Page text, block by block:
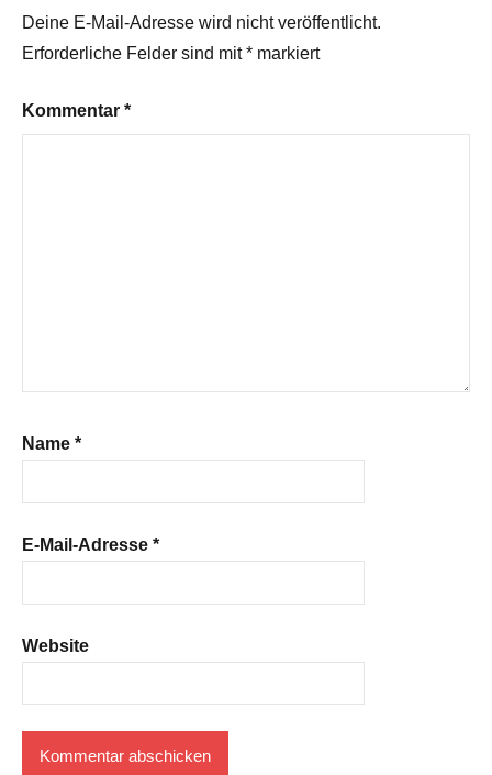
Deine E-Mail-Adresse wird nicht veröffentlicht.
Erforderliche Felder sind mit* markiert
Kommentar *
Name *
E-Mail-Adresse *
Website